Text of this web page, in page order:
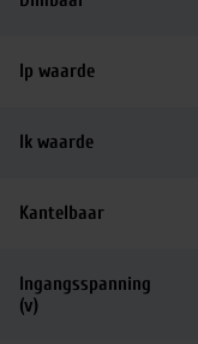
Ip waarde
Ik waarde
Kantelbaar
Ingangsspanning
(v)